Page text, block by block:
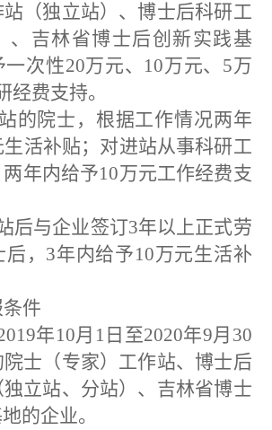
（独立站）、博士后科研工
、吉林省博士后创新实践基
一次性20万元、 10万元、 5万
经费支持。
的院士，根据工作情况两年
生活补贴；对进站从事科研工
年内给予10万元工作经费支
后与企业签订3年以上正式劳
， 3年内给予10万元生活补
件
9年10月 1 日至2020年9月 30
院士（专家）工作站、博士后
立站、分站）、吉林省博士
的企业。